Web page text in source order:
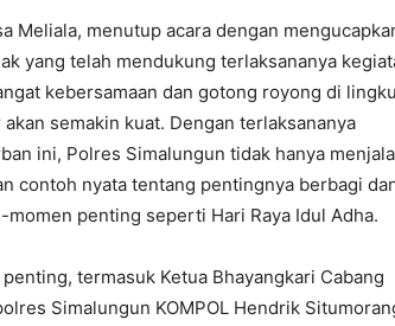
Meliala, menutup acara dengan
yang telah mendukung terlaksananya
kebersamaan dan gotong royong di
semakin kuat. Dengan terlaksananya
ini, Polres Simalungun tidak hanya
contoh nyata tentang pentingnya berbagi
penting seperti Hari Raya Idul Adha.
termasuk Ketua Bhayangkari Cabang
Simalungun KOMPOL Hendrik